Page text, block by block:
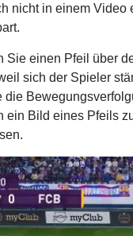
nicht in einem
Sie einen Pfeil über
sich der Spieler
ein Bild eines Pfeils